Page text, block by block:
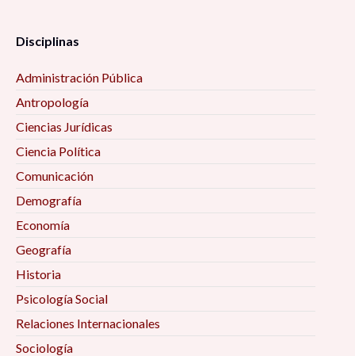
Disciplinas
Administración Pública
Antropología
Ciencias Jurídicas
Ciencia Política
Comunicación
Demografía
Economía
Geografía
Historia
Psicología Social
Relaciones Internacionales
Sociología